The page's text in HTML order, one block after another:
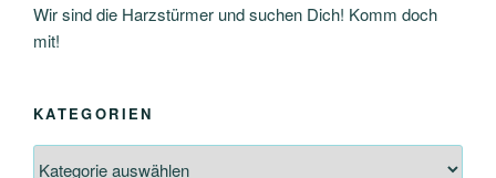
Wir sind die Harzstürmer und suchen Dich! Komm doch
mit!
KATEGORIEN